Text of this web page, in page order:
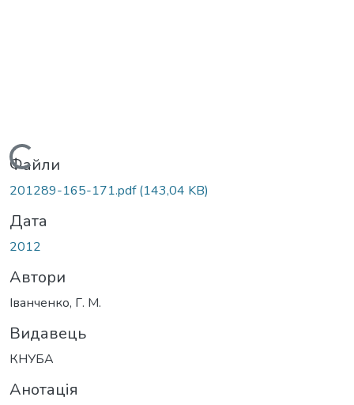
Вантажиться...
Файли
201289-165-171.pdf(143,04 KB)
Дата
2012
Автори
Іванченко, Г. М.
Видавець
КНУБА
Анотація